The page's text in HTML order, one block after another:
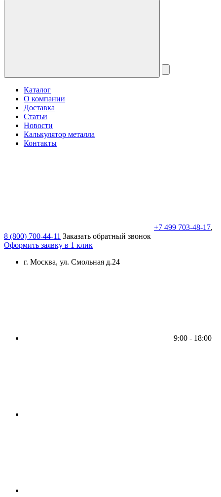
Каталог
О компании
Доставка
Статьи
Новости
Калькулятор металла
Контакты
+7 499 703-48-17,
8 (800) 700-44-11 Заказать обратный звонок
Оформить заявку в 1 клик
г. Москва, ул. Смольная д.24
9:00 - 18:00